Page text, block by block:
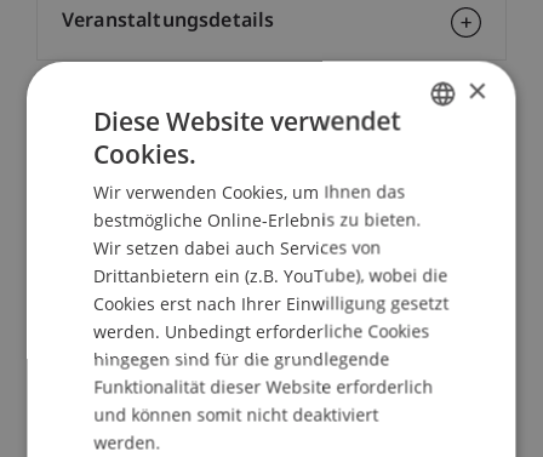
School/Professur:
Studienverwaltung Bachelorstudiengang
Architektur
5.15 PM | Mühlbachstrasse 3, 9472 Grabs
Discover the fascinating story of one of the oldest
and most authentically preserved houses in the
Veranstaltungsdetails
Kontakt
×
Diese Website verwendet
Cookies.
Wir verwenden Cookies, um Ihnen das
bestmögliche Online-Erlebnis zu bieten.
Wir setzen dabei auch Services von
Drittanbietern ein (z.B. YouTube), wobei die
Cookies erst nach Ihrer Einwilligung gesetzt
werden. Unbedingt erforderliche Cookies
hingegen sind für die grundlegende
Funktionalität dieser Website erforderlich
und können somit nicht deaktiviert
werden.